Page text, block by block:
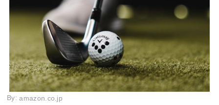
By:amazon.co.jp